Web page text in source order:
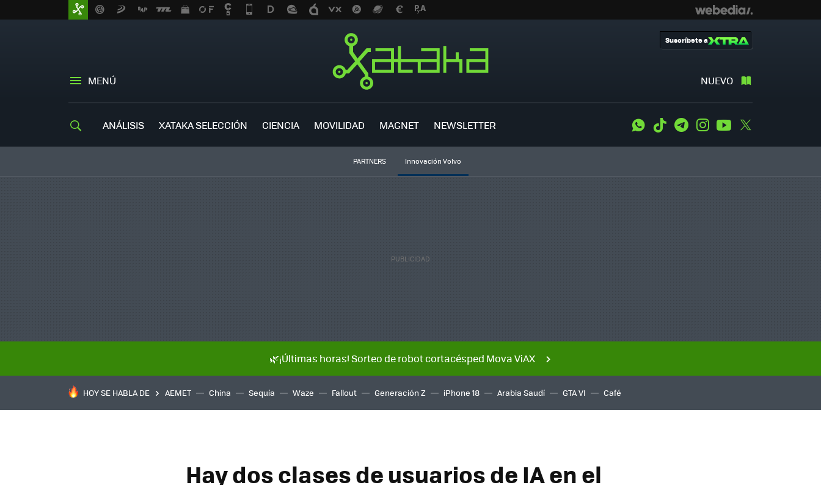
MENÚ NUEVO
Suscríbete a
ANÁLISIS XATAKA SELECCIÓN CIENCIA MOVILIDAD MAGNET NEWSLETTER WhatsApp
Tiktok TelegramInstagramYoutube
PARTNERS Innovación Volvo
🌿¡Últimas horas! Sorteo de robot cortacésped Mova ViAX
HOY SE HABLA DE AEMET China Sequía Waze Fallout Generación Z iPhone 18 Arabia Saudí GTA VI Café
Hay dos clases de usuarios de IA en el